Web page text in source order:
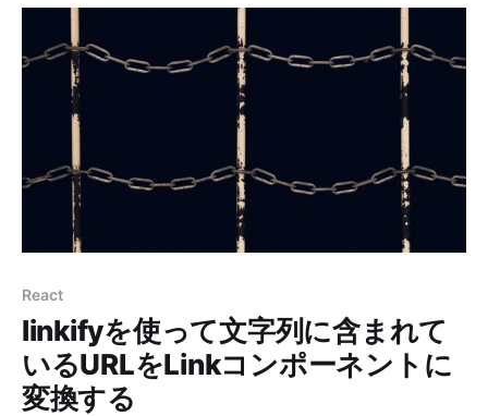
バラだったり、フィールド名が一般名詞で見つけにくか
ったりしたので、そのあたりを解決するサービスがほし
いなーということで、今回作りました。 合わせて、2つ
チャレンジをしました。 1. 最近までミノ駆動本を読んで
いたこともあり、DDDを実践したいなということで、そ
れっぽいこともやってみました 2. サーバーサイドJSに
興味があったので、サーバーサイドはTSを使って実装し
ました 良いコード／悪いコードで学ぶ設計入門posted
with ヨメレバ仙塲 大也 技術評論社 2022年04月30日頃
楽天ブックスで購入Amazonで購入Kindleで購入 結局の
うのと、サーバーサイドJSは結局フロントエンドとは別
物なのでメリット薄いかなという印象にな
React
linkifyを使って文字列に含まれて
いるURLをLinkコンポーネントに
変換する